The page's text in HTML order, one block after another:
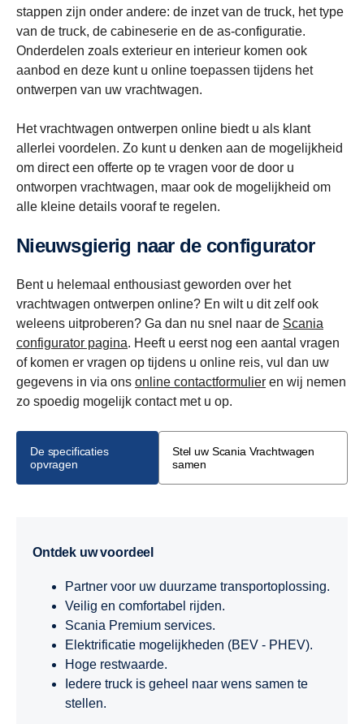
stappen zijn onder andere: de inzet van de truck, het type
van de truck, de cabineserie en de as-configuratie.
Onderdelen zoals exterieur en interieur komen ook
aanbod en deze kunt u online toepassen tijdens het
ontwerpen van uw vrachtwagen.
Het vrachtwagen ontwerpen online biedt u als klant
allerlei voordelen. Zo kunt u denken aan de mogelijkheid
om direct een offerte op te vragen voor de door u
ontworpen vrachtwagen, maar ook de mogelijkheid om
alle kleine details vooraf te regelen.
Nieuwsgierig naar de configurator
Bent u helemaal enthousiast geworden over het
vrachtwagen ontwerpen online? En wilt u dit zelf ook
weleens uitproberen? Ga dan nu snel naar de Scania
configurator pagina. Heeft u eerst nog een aantal vragen
of komen er vragen op tijdens u online reis, vul dan uw
gegevens in via ons online contactformulier en wij nemen
zo spoedig mogelijk contact met u op.
De specificaties
opvragen
Stel uw Scania Vrachtwagen
samen
Ontdek uw voordeel
Partner voor uw duurzame transportoplossing.
Veilig en comfortabel rijden.
Scania Premium services.
Elektrificatie mogelijkheden (BEV - PHEV).
Hoge restwaarde.
Iedere truck is geheel naar wens samen te
stellen.